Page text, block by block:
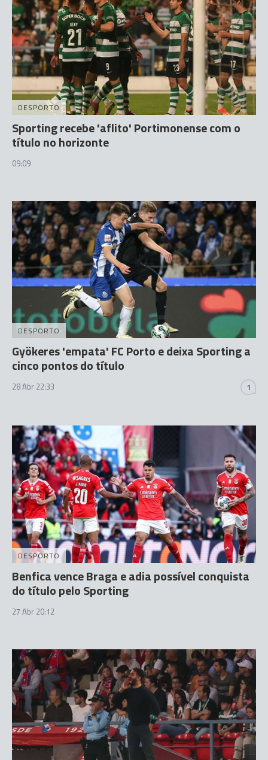
DESPORTO
Sporting recebe 'aflito' Portimonense com o
título no horizonte
09:09
DESPORTO
Gyökeres 'empata' FC Porto e deixa Sporting a
cinco pontos do título
28 Abr 22:33 1
DESPORTO
Benfica vence Braga e adia possível conquista
do título pelo Sporting
27 Abr 20:12